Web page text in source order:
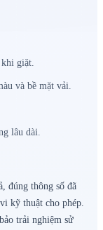
giặt.
và bề mặt vải.
lâu dài.
đúng thông số đã
kỹ thuật cho phép.
trải nghiệm sử